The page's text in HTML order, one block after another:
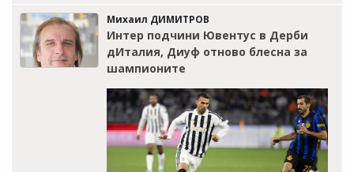
Михаил ДИМИТРОВ
Интер подчини Ювентус в Дерби
дИталия, Диуф отново блесна за
шампионите